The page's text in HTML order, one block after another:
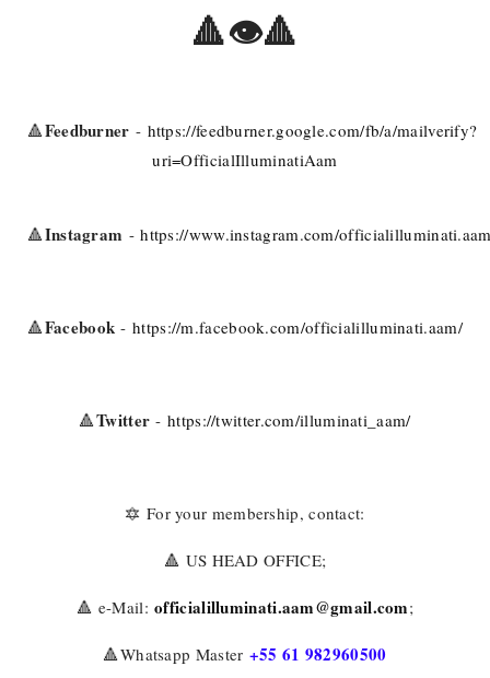
🔺👁🔺
🔺Feedburner - https://feedburner.google.com/fb/a/mailverify?
uri=OfficialIlluminatiAam
🔺Instagram -https://www.instagram.com/
🔺Facebook-https://m.facebook.com/officialilluminati.aam/
🔺Twitter-https://twitter.com/illuminati_aam/
🔯 For your membership, contact:
🔺 ️ US HEAD OFFICE;
🔺 ️ e-Mail:officialilluminati.aam@gmail.com;
🔺️Whatsapp Master +55 61 982960500